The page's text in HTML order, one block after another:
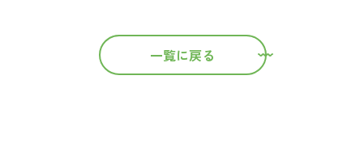
一覧に戻る